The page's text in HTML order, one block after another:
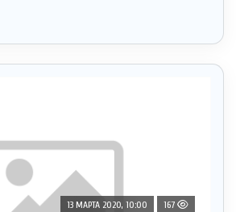
13 МАРТА 2020, 10:00 167